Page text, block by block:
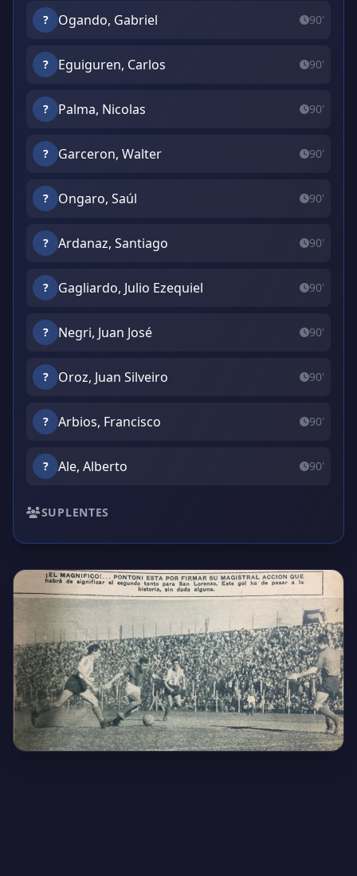
? Ogando, Gabriel 90'
? Eguiguren, Carlos 90'
? Palma, Nicolas 90'
? Garceron, Walter 90'
? Ongaro, Saúl 90'
? Ardanaz, Santiago 90'
? Gagliardo, Julio Ezequiel 90'
? Negri, Juan José 90'
? Oroz, Juan Silveiro 90'
? Arbios, Francisco 90'
? Ale, Alberto 90'
SUPLENTES